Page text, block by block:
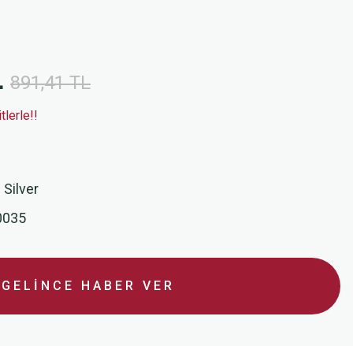
891,41 TL
Silver
GELİNCE HABER VER